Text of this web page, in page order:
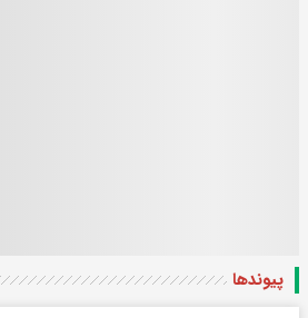
پیوندها